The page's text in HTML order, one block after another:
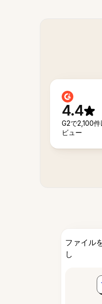
4.4
G2で2,100
ビュー
ファイル
し